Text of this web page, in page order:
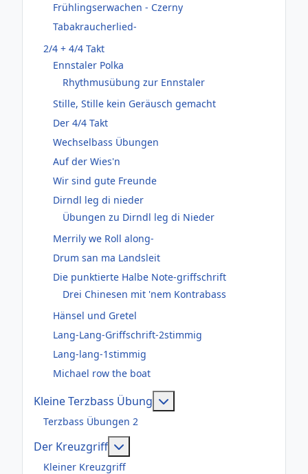
Frühlingserwachen - Czerny
Tabakraucherlied-
2/4 + 4/4 Takt
Ennstaler Polka
Rhythmusübung zur Ennstaler
Stille, Stille kein Geräusch gemacht
Der 4/4 Takt
Wechselbass Übungen
Auf der Wies'n
Wir sind gute Freunde
Dirndl leg di nieder
Übungen zu Dirndl leg di Nieder
Merrily we Roll along-
Drum san ma Landsleit
Die punktierte Halbe Note-griffschrift
Drei Chinesen mit 'nem Kontrabass
Hänsel und Gretel
Lang-Lang-Griffschrift-2stimmig
Lang-lang-1stimmig
Michael row the boat
Kleine Terzbass Übung
Terzbass Übungen 2
Der Kreuzgriff
Kleiner Kreuzgriff